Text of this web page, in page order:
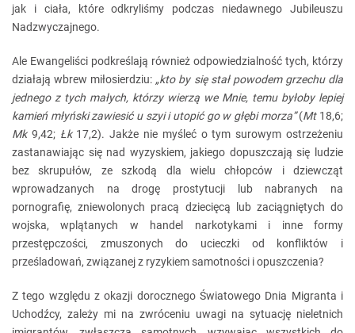
jak i ciała, które odkryliśmy podczas niedawnego Jubileuszu
Nadzwyczajnego.
Ale Ewangeliści podkreślają również odpowiedzialność tych, którzy
działają wbrew miłosierdziu: „kto by się stał powodem grzechu dla
jednego z tych małych, którzy wierzą we Mnie, temu byłoby lepiej
kamień młyński zawiesić u szyi i utopić go w głębi morza”(Mt 18,6;
Mk9,42; Łk17,2). Jakże nie myśleć o tym surowym ostrzeżeniu
zastanawiając się nad wyzyskiem, jakiego dopuszczają się ludzie
bez skrupułów, ze szkodą dla wielu chłopców i dziewcząt
wprowadzanych na drogę prostytucji lub nabranych na
pornografię, zniewolonych pracą dziecięcą lub zaciągniętych do
wojska, wplątanych w handel narkotykami i inne formy
przestępczości, zmuszonych do ucieczki od konfliktów i
prześladowań, związanej z ryzykiem samotności i opuszczenia?
Z tego względu z okazji dorocznego Światowego Dnia Migranta i
Uchodźcy, zależy mi na zwróceniu uwagi na sytuację nieletnich